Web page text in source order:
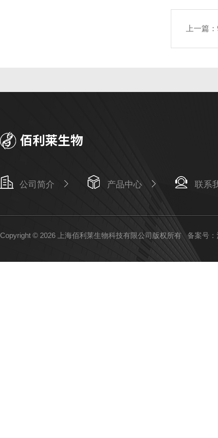
上一篇：
公司简介 产品中心 联系
Copyright © 2026 上海佰利莱生物科技有限公司版权所有 备案号：